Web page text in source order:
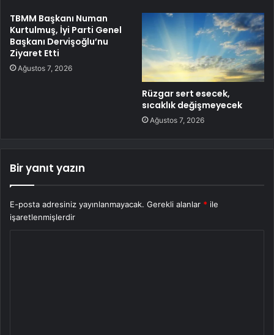
TBMM Başkanı Numan
Kurtulmuş, İyi Parti Genel
Başkanı Dervişoğlu’nu
Ziyaret Etti
Ağustos 7, 2026
Rüzgar sert esecek,
sıcaklık değişmeyecek
Ağustos 7, 2026
Bir yanıt yazın
E-posta adresiniz yayınlanmayacak. Gerekli alanlar * ile
işaretlenmişlerdir